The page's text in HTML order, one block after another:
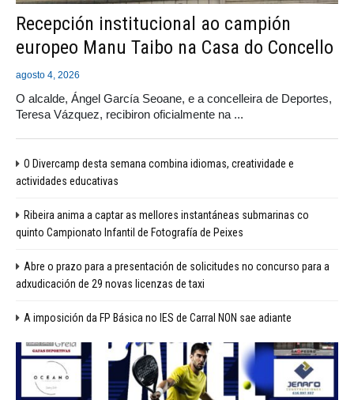
Recepción institucional ao campión
europeo Manu Taibo na Casa do Concello
agosto 4, 2026
O alcalde, Ángel García Seoane, e a concelleira de Deportes,
Teresa Vázquez, recibiron oficialmente na ...
O Divercamp desta semana combina idiomas, creatividade e
actividades educativas
Ribeira anima a captar as mellores instantáneas submarinas co
quinto Campionato Infantil de Fotografía de Peixes
Abre o prazo para a presentación de solicitudes no concurso para a
adxudicación de 29 novas licenzas de taxi
A imposición da FP Básica no IES de Carral NON sae adiante